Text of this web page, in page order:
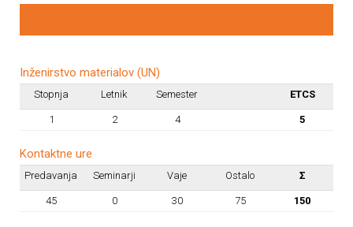
Inženirstvo materialov (UN)
Stopnja Letnik Semester ETCS
1 2 4 5
Kontaktne ure
Predavanja Seminarji Vaje Ostalo Σ
45 0 30 75 150